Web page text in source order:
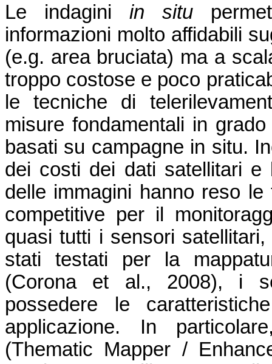
Le indagini in situ per
informazioni molto affidabili
(e.g. area bruciata) ma a
troppo costose e poco
le tecniche di
misure fondamentali in
basati su campagne in situ.
dei costi dei dati satellitari e
delle immagini hanno reso
competitive per il
quasi tutti i sensori
stati testati per la
(Corona et al., 2008), i
possedere le
applicazione. In
(Thematic Mapper /